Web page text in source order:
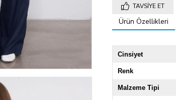
TAVSIYE ET
Ürün Özellikleri
Cinsiyet
Renk
Malzeme Tipi